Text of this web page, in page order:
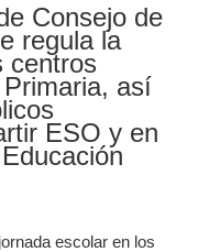
Consejo de
regula la
centros
así
ESO y en
escolar en los